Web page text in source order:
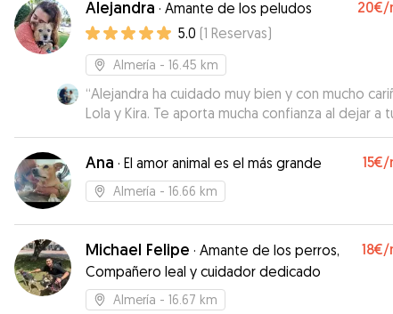
Alejandra · Amante de los peludos 20€/
5.0 (1 Reservas)
Almería - 16.45 km
“Alejandra ha cuidado muy bien y con mucho
Lola y Kira. Te aporta mucha confianza al dejar a
mascotas. Super recomendable.”
Ana · El amor animal es el más grande 15€/
Almería - 16.66 km
Michael Felipe · Amante de los perros,
Compañero leal y cuidador dedicado
18€/
Almería - 16.67 km